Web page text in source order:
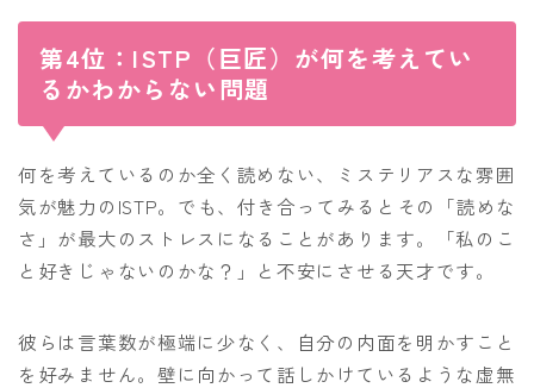
第4位：ISTP（巨匠）が何を考えてい
るかわからない問題
何を考えているのか全く読めない、ミステリアスな雰囲
気が魅力のISTP。でも、付き合ってみるとその「読めな
さ」が最大のストレスになることがあります。「私のこ
と好きじゃないのかな？」と不安にさせる天才です。
彼らは言葉数が極端に少なく、自分の内面を明かすこと
を好みません。壁に向かって話しかけているような虚無